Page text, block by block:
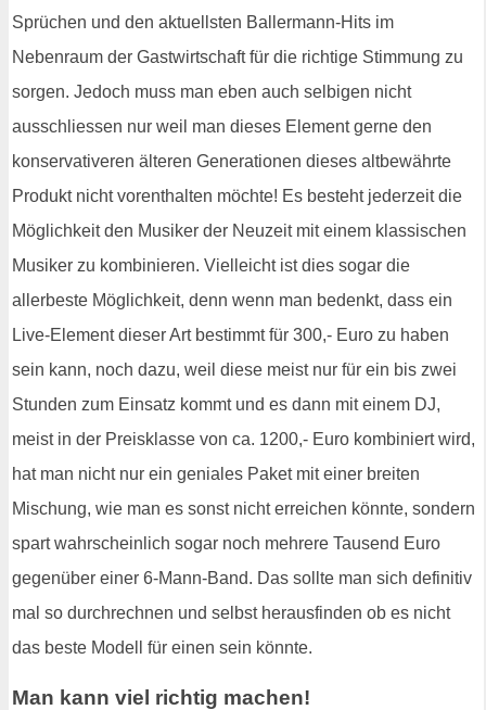
Sprüchen und den aktuellsten Ballermann-Hits im
Nebenraum der Gastwirtschaft für die richtige Stimmung zu
sorgen. Jedoch muss man eben auch selbigen nicht
ausschliessen nur weil man dieses Element gerne den
konservativeren älteren Generationen dieses altbewährte
Produkt nicht vorenthalten möchte! Es besteht jederzeit die
Möglichkeit den Musiker der Neuzeit mit einem klassischen
Musiker zu kombinieren. Vielleicht ist dies sogar die
allerbeste Möglichkeit, denn wenn man bedenkt, dass ein
Live-Element dieser Art bestimmt für 300,- Euro zu haben
sein kann, noch dazu, weil diese meist nur für ein bis zwei
Stunden zum Einsatz kommt und es dann mit einem DJ,
meist in der Preisklasse von ca. 1200,- Euro kombiniert wird,
hat man nicht nur ein geniales Paket mit einer breiten
Mischung, wie man es sonst nicht erreichen könnte, sondern
spart wahrscheinlich sogar noch mehrere Tausend Euro
gegenüber einer 6-Mann-Band. Das sollte man sich definitiv
mal so durchrechnen und selbst herausfinden ob es nicht
das beste Modell für einen sein könnte.
Man kann viel richtig machen!